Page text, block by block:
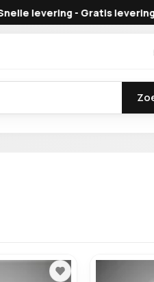
- Gratis levering vanaf